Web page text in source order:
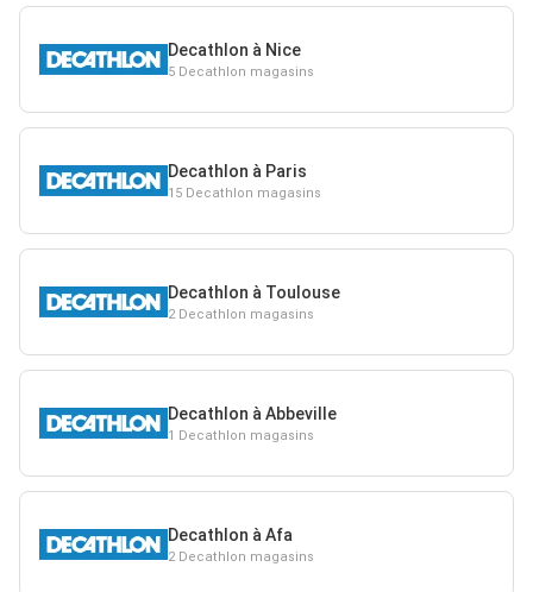
Decathlon à Nice
5 Decathlon magasins
Decathlon à Paris
15 Decathlon magasins
Decathlon à Toulouse
2 Decathlon magasins
Decathlon à Abbeville
1 Decathlon magasins
Decathlon à Afa
2 Decathlon magasins